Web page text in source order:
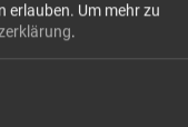
und wird aus
Pane ist ein
erlauben. Um mehr zu
.